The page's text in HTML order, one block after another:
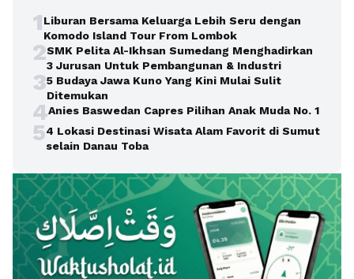
1Liburan Bersama Keluarga Lebih Seru dengan
Komodo Island Tour From Lombok
2SMK Pelita Al-Ikhsan Sumedang Menghadirkan
3 Jurusan Untuk Pembangunan & Industri
35 Budaya Jawa Kuno Yang Kini Mulai Sulit
Ditemukan
4Anies Baswedan Capres Pilihan Anak Muda No. 1
54 Lokasi Destinasi Wisata Alam Favorit di Sumut
selain Danau Toba